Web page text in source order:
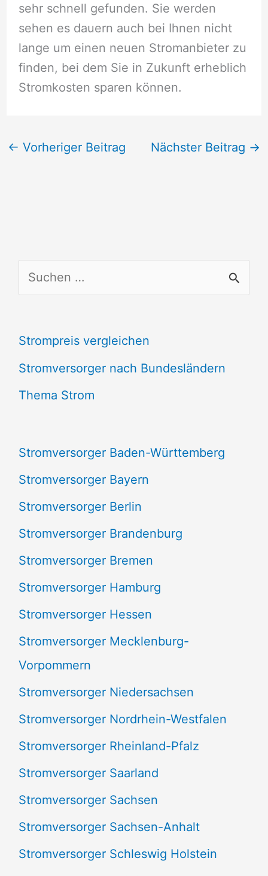
sehr schnell gefunden. Sie werden
sehen es dauern auch bei Ihnen nicht
lange um einen neuen Stromanbieter zu
finden, bei dem Sie in Zukunft erheblich
Stromkosten sparen können.
← Vorheriger Beitrag Nächster Beitrag →
u
h
e
n
h
:
Strompreis vergleichen
Stromversorger nach Bundesländern
Thema Strom
Stromversorger Baden-Württemberg
Stromversorger Bayern
Stromversorger Berlin
Stromversorger Brandenburg
Stromversorger Bremen
Stromversorger Hamburg
Stromversorger Hessen
Stromversorger Mecklenburg-
Vorpommern
Stromversorger Niedersachsen
Stromversorger Nordrhein-Westfalen
Stromversorger Rheinland-Pfalz
Stromversorger Saarland
Stromversorger Sachsen
Stromversorger Sachsen-Anhalt
Stromversorger Schleswig Holstein